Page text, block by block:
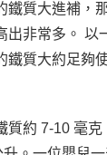
鐵質大進補，
出非常多。 以
鐵質大約足夠
質約 7-10 毫